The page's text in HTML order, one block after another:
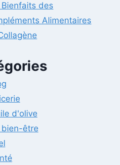
Bienfaits des
Alimentaires
d'olive
bien-être